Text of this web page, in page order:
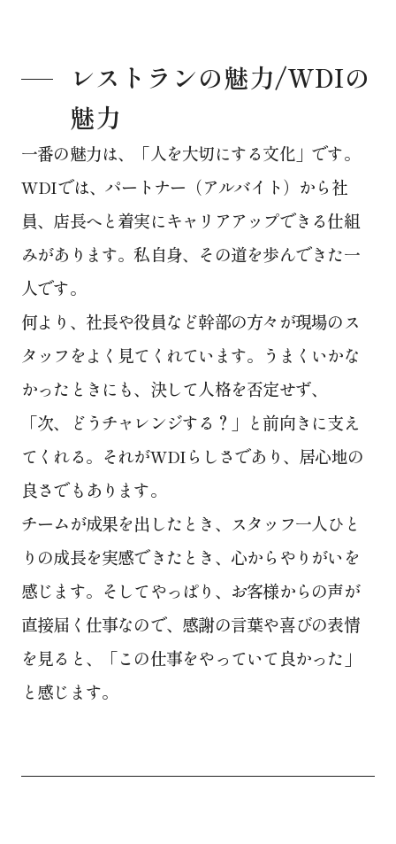
レストランの魅力/WDIの
魅力
一番の魅力は、「人を大切にする文化」です。
WDIでは、パートナー（アルバイト）から社
員、店長へと着実にキャリアアップできる仕組
みがあります。私自身、その道を歩んできた一
人です。
何より、社長や役員など幹部の方々が現場のス
タッフをよく見てくれています。うまくいかな
かったときにも、決して人格を否定せず、
「次、どうチャレンジする？」と前向きに支え
てくれる。それがWDIらしさであり、居心地の
良さでもあります。
チームが成果を出したとき、スタッフ一人ひと
りの成長を実感できたとき、心からやりがいを
感じます。そしてやっぱり、お客様からの声が
直接届く仕事なので、感謝の言葉や喜びの表情
を見ると、「この仕事をやっていて良かった」
と感じます。